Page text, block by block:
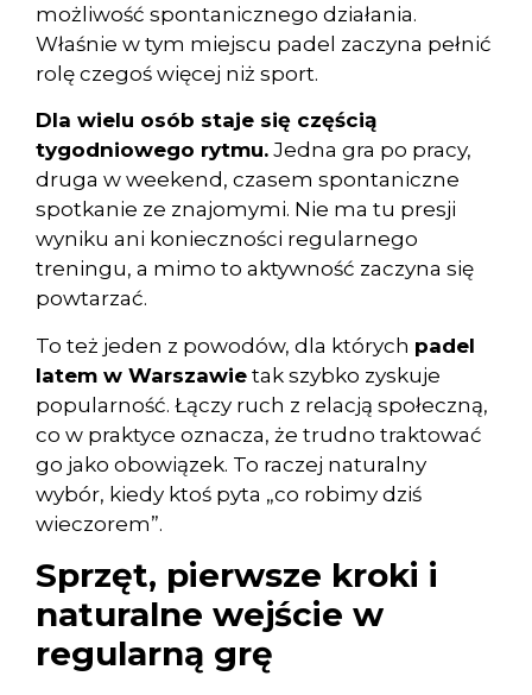
możliwość spontanicznego działania.
Właśnie w tym miejscu padel zaczyna pełnić
rolę czegoś więcej niż sport.
Dla wielu osób staje się częścią
tygodniowego rytmu. Jedna gra po pracy,
druga w weekend, czasem spontaniczne
spotkanie ze znajomymi. Nie ma tu presji
wyniku ani konieczności regularnego
treningu, a mimo to aktywność zaczyna się
powtarzać.
To też jeden z powodów, dla których padel
latem w Warszawie tak szybko zyskuje
popularność. Łączy ruch z relacją społeczną,
co w praktyce oznacza, że trudno traktować
go jako obowiązek. To raczej naturalny
wybór, kiedy ktoś pyta „co robimy dziś
wieczorem”.
Sprzęt, pierwsze kroki i
naturalne wejście w
regularną grę